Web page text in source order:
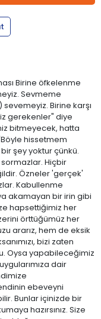
Birine öfkelenme
Sevmeme
Birine karşı
gerekenler" diye
bitmeyecek, hatta
hissetmem
şey yoktur çünkü.
Hiçbir
Özneler 'gerçek'
Kabullenme
akamayan bir irin gibi
hapsettiğimiz her
örttüğümüz her
ararız, hem de eksik
bizi zaten
Oysa yapabileceğimiz
dair
ebeveyni
Bunlar içinizde bir
hazırsınız. Size